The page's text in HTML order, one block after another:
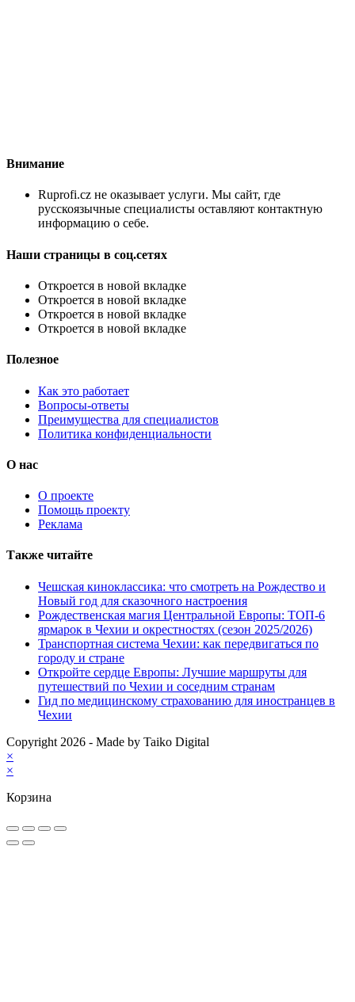
Внимание
Ruprofi.cz не оказывает услуги. Мы сайт, где
русскоязычные специалисты оставляют контактную
информацию о себе.
Наши страницы в соц.сетях
Откроется в новой вкладке
Откроется в новой вкладке
Откроется в новой вкладке
Откроется в новой вкладке
Полезное
Как это работает
Вопросы-ответы
Преимущества для специалистов
Политика конфиденциальности
О нас
О проекте
Помощь проекту
Реклама
Также читайте
Чешская киноклассика: что смотреть на Рождество и
Новый год для сказочного настроения
Рождественская магия Центральной Европы: ТОП-6
ярмарок в Чехии и окрестностях (сезон 2025/2026)
Транспортная система Чехии: как передвигаться по
городу и стране
Откройте сердце Европы: Лучшие маршруты для
путешествий по Чехии и соседним странам
Гид по медицинскому страхованию для иностранцев в
Чехии
Copyright 2026 - Made by Taiko Digital
×
×
Корзина